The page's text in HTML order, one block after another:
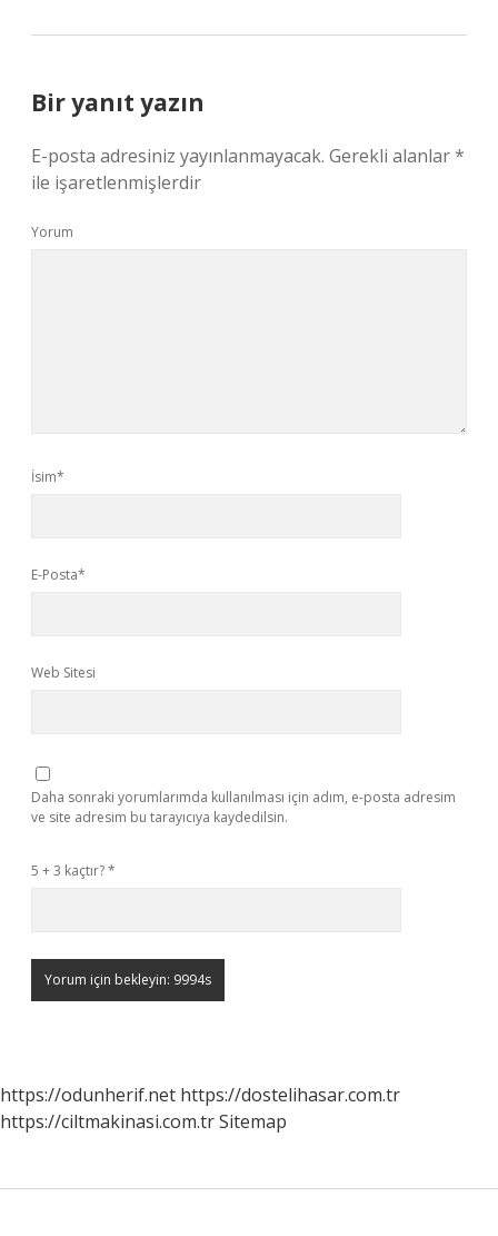
Bir yanıt yazın
E-posta adresiniz yayınlanmayacak. Gerekli alanlar*
ile işaretlenmişlerdir
Yorum
İsim*
E-Posta*
Web Sitesi
Daha sonraki yorumlarımda kullanılması için adım, e-posta adresim
ve site adresim bu tarayıcıya kaydedilsin.
5 + 3 kaçtır?*
https://odunherif.net https://dostelihasar.com.tr
https://ciltmakinasi.com.trSitemap